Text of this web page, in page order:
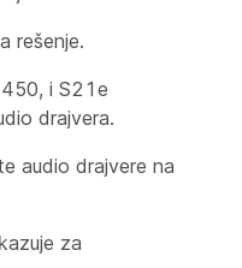
rešenje.
i S21e
drajvera.
audio drajvere na
za